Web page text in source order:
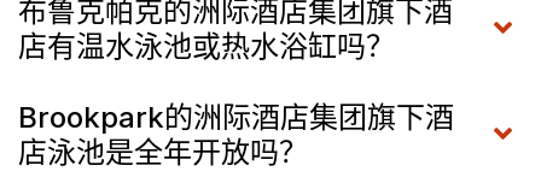
布鲁克帕克的洲际酒店集团旗下酒
店有温水泳池或热水浴缸吗？
Brookpark的洲际酒店集团旗下酒
店泳池是全年开放吗？